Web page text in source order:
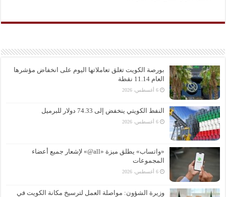
بورصة الكويت تغلق تعاملاتها اليوم على انخفاض مؤشرها
العام 11.14 نقطة
6 أغسطس، 2026
النفط الكويتي ينخفض إلى 74.33 دولار للبرميل
6 أغسطس، 2026
«واتساب» يطلق ميزة «all@» لإشعار جميع أعضاء
المجموعات
6 أغسطس، 2026
وزيرة الشؤون: مواصلة العمل لترسيخ مكانة الكويت في